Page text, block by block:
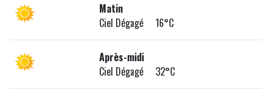
Matin
Ciel Dégagé 16°C
Après-midi
Ciel Dégagé 32°C